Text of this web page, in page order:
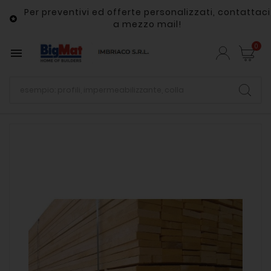

Per preventivi ed offerte personalizzati, contattaci
a mezzo mail!
 0